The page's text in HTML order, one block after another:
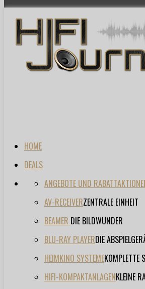
HOME
DEALS
ANGEBOTE UND
AV-RECEIVERZENTRALE EINHEIT
BEAMER DIE BILDWUNDER
BLU-RAY PLAYERDIE
HEIMKINO SYSTEMEKOMPLETTE
HIFI-KOMPAKTANLAGENKLEINE